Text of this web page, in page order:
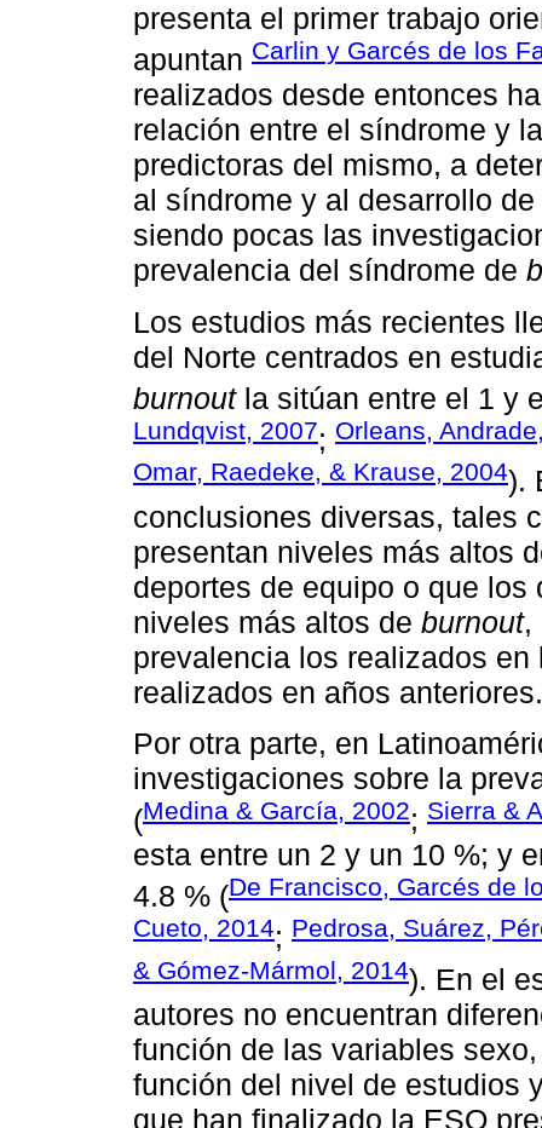
presenta el primer trabajo
apuntan Carlin y Garcés de los
realizados desde entonces
relación entre el síndrome y
predictoras del mismo, a
al síndrome y al desarrollo
siendo pocas las
prevalencia del síndrome de
Los estudios más recientes
del Norte centrados en
burnoutla sitúan entre el 1 y
Lundqvist, 2007; Orleans,
Omar, Raedeke, & Krause, 2004).
conclusiones diversas, tales
presentan niveles más altos
deportes de equipo o que
niveles más altos de burnout,
prevalencia los realizados
realizados en años anteriores.
Por otra parte, en
investigaciones sobre la
(Medina & García, 2002; Sierra &
esta entre un 2 y un 10 %; y
4.8 % (De Francisco, Garcés de
Cueto, 2014; Pedrosa, Suárez,
& Gómez-Mármol, 2014). En el
autores no encuentran
función de las variables
función del nivel de estudios
que han finalizado la ESO